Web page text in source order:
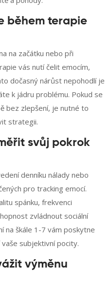
během terapie
na začátku nebo při
vás nutí čelit emocím,
dočasný nárůst nepohodlí je
k jádru problému. Pokud se
bez zlepšení, je nutné to
strategii.
svůj pokrok
denníku nálady nebo
pro tracking emocí.
spánku, frekvenci
zvládnout sociální
na škále 1-7 vám poskytne
subjektivní pocity.
výměnu